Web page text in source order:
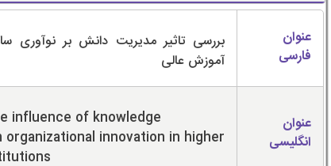
عنوان
فارسی
بررسی تاثیر مدیریت دانش بر نوآوری
آموزش عالی
عنوان
انگلیسی
influence of knowledge
organizational innovation in higher